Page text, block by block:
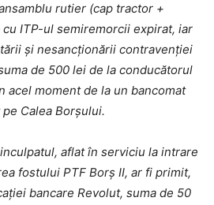
rutier (cap tractor +
ITP-ul semiremorcii expirat, iar
și nesancționării contravenției
de 500 lei de la conducătorul
acel moment de la un bancomat
Calea Borșului.
inculpatul, aflat în serviciu la intrare
fostului PTF Borș II, ar fi primit,
bancare Revolut, suma de 50